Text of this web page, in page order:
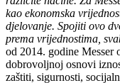
kao ekonomska
djelovanje. Spojiti ovo
prema vrijednostima,
od 2014. godine Messer
dobrovoljnoj osnovi
zaštiti, sigurnosti,